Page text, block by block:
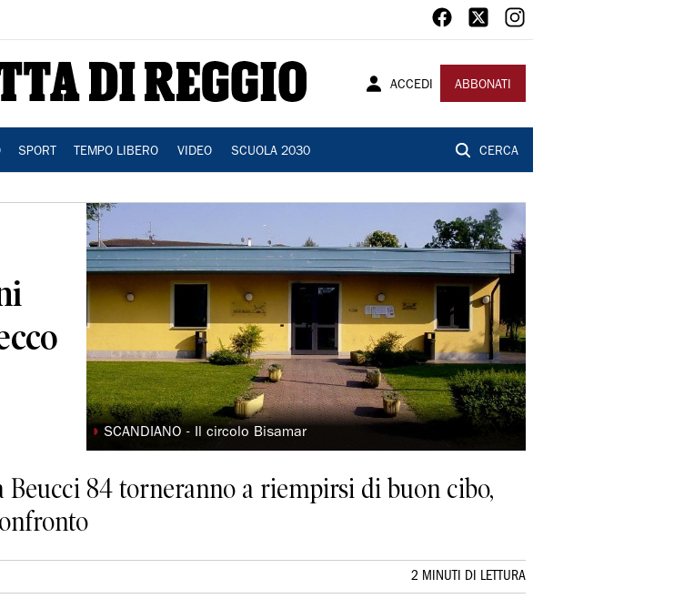
ACCEDI ABBONATI
SPORT TEMPO LIBERO VIDEO SCUOLA 2030 CERCA
◗ SCANDIANO - Il circolo Bisamar
84 torneranno a riempirsi di buon cibo,
2 MINUTI DI LETTURA